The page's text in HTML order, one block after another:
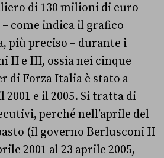
di 130 milioni di euro
come indica il grafico
più preciso – durante i
II e III, ossia nei cinque
di Forza Italia è stato a
2001 e il 2005. Si tratta di
perché nell’aprile del
(il governo Berlusconi II
2001 al 23 aprile 2005,